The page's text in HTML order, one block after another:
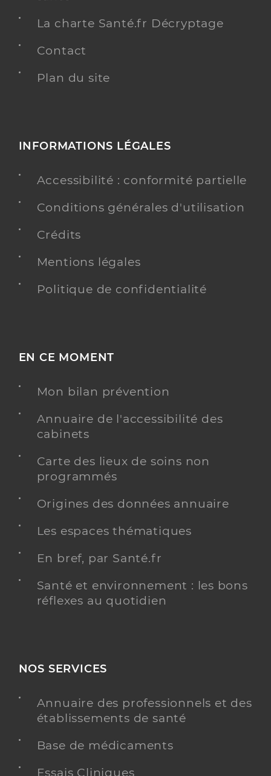
La charte Santé.fr Décryptage
Contact
Plan du site
INFORMATIONS LÉGALES
Accessibilité : conformité partielle
Conditions générales d'utilisation
Crédits
Mentions légales
Politique de confidentialité
EN CE MOMENT
Mon bilan prévention
Annuaire de l'accessibilité des
cabinets
Carte des lieux de soins non
programmés
Origines des données annuaire
Les espaces thématiques
En bref, par Santé.fr
Santé et environnement : les bons
réflexes au quotidien
NOS SERVICES
Annuaire des professionnels et des
établissements de santé
Base de médicaments
Essais Cliniques